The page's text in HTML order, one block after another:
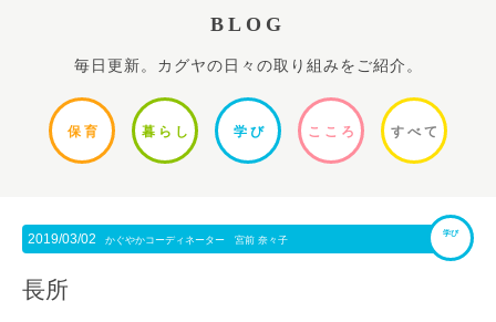
BLOG
毎日更新。カグヤの日々の取り組みをご紹介。
保 育 暮ら し 学 び ここ ろ すべて
2019/03/02 かぐやかコーディネーター 宮前 奈々子
学び
長所